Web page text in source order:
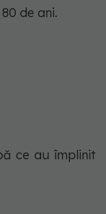
de ani.
ce au împlinit